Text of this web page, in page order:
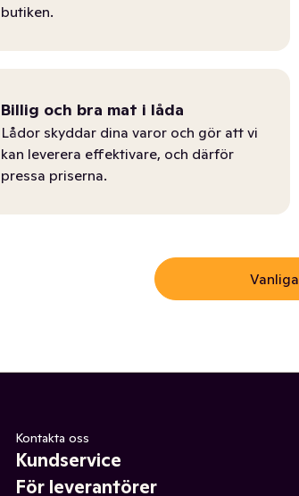
butiken.
Billig och bra mat i låda
Lådor skyddar dina varor och gör att vi
kan leverera effektivare, och därför
pressa priserna.
Kontakta oss
Kundservice
För leverantörer